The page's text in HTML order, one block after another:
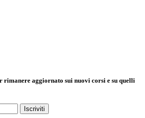
rimanere aggiornato sui nuovi corsi e su quelli
Iscriviti